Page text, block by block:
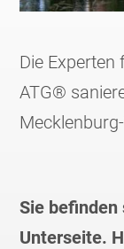
Die
ATG®
Sie
Unterseite.